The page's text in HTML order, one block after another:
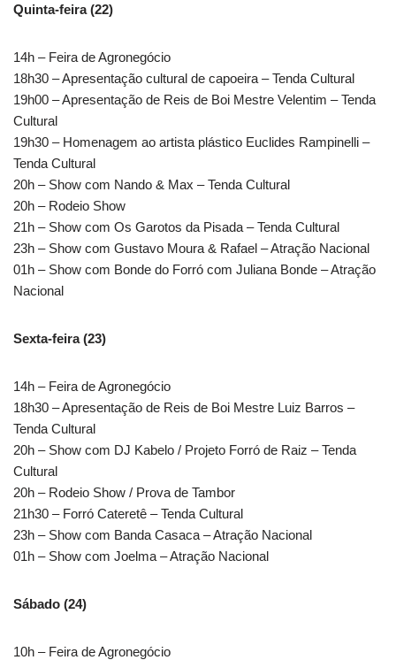
Quinta-feira (22)
14h – Feira de Agronegócio
18h30 – Apresentação cultural de capoeira – Tenda Cultural
19h00 – Apresentação de Reis de Boi Mestre Velentim – Tenda
Cultural
19h30 – Homenagem ao artista plástico Euclides Rampinelli –
Tenda Cultural
20h – Show com Nando & Max – Tenda Cultural
20h – Rodeio Show
21h – Show com Os Garotos da Pisada – Tenda Cultural
23h – Show com Gustavo Moura & Rafael – Atração Nacional
01h – Show com Bonde do Forró com Juliana Bonde – Atração
Nacional
Sexta-feira (23)
14h – Feira de Agronegócio
18h30 – Apresentação de Reis de Boi Mestre Luiz Barros –
Tenda Cultural
20h – Show com DJ Kabelo / Projeto Forró de Raiz – Tenda
Cultural
20h – Rodeio Show / Prova de Tambor
21h30 – Forró Cateretê – Tenda Cultural
23h – Show com Banda Casaca – Atração Nacional
01h – Show com Joelma – Atração Nacional
Sábado (24)
10h – Feira de Agronegócio